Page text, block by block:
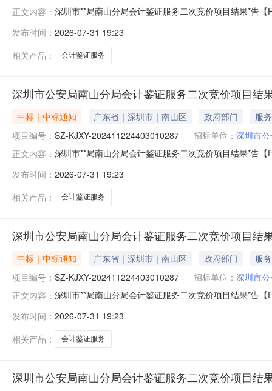
正文内容： 深圳市**局南山分局会计鉴证服务二次竞价项目结果*告
山**分局经济犯罪侦查大队康佳电子材料科技（深圳）
发布时间： 2026-07-31 19:23
相关产品：
会计鉴证服务
深圳市公安局南山分局会计鉴证服务二次竞价项目结
中标｜中标通知 广东省｜深圳市｜南山区 政府部门
服务
项目编号： SZ-KJXY-202411224403010287 招标单位： 深圳市
正文内容： 深圳市**局南山分局会计鉴证服务二次竞价项目结果*告
河所03.31拒不执行判决案（沙河所张天幸）采购人联系
发布时间： 2026-07-31 19:23
相关产品：
会计鉴证服务
深圳市公安局南山分局会计鉴证服务二次竞价项目结
中标｜中标通知 广东省｜深圳市｜南山区 政府部门
服务
项目编号： SZ-KJXY-202411224403010287 招标单位： 深圳市
正文内容： 深圳市**局南山分局会计鉴证服务二次竞价项目结果*告
山**分局经济犯罪侦查大队和合国际旅行社（深圳）有
发布时间： 2026-07-31 19:23
相关产品：
会计鉴证服务
深圳市公安局南山分局会计鉴证服务二次竞价项目结